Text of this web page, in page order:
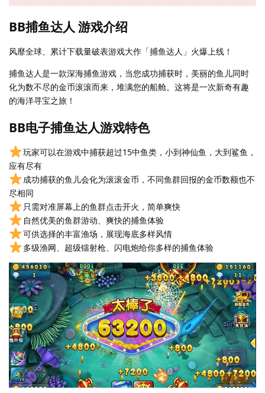
BB捕鱼达人 游戏介绍
风靡全球、累计下载量破表游戏大作「捕鱼达人」火爆上线！
捕鱼达人是一款深海捕鱼游戏，当您成功捕获时，美丽的鱼儿同时
化为数不尽的金币滚滚而来，堆满您的船舱。这将是一次新奇有趣
的海洋寻宝之旅！
BB电子捕鱼达人游戏特色
玩家可以在游戏中捕获超过15中鱼类，小到神仙鱼，大到鲨鱼，
应有尽有
成功捕获的鱼儿会化为滚滚金币，不同鱼群回报的金币数额也不
尽相同
只需对准屏幕上的鱼群点击开火，简单爽快
自然优美的鱼群游动、爽快的捕鱼体验
可供选择的丰富渔场，展现海底多样风情
多级渔网、超级镭射枪、闪电炮给你多样的捕鱼体验